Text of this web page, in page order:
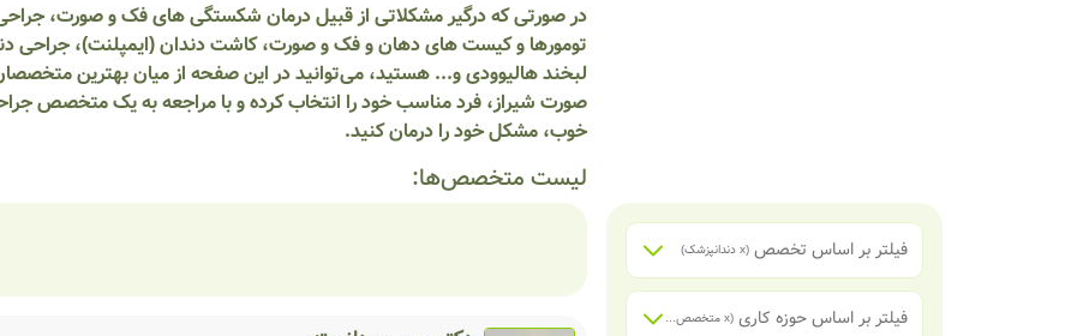
در صورتی که درگیر مشکلاتی از قبیل درمان شکستگی های فک و صورت،
تومورها و کیست های دهان و فک و صورت، کاشت دندان (ایمپلنت)، جراحی
لبخند هالیوودی و... هستید، می‌توانید در این صفحه از میان بهترین
صورت شیراز، فرد مناسب خود را انتخاب کرده و با مراجعه به یک متخصص
خوب، مشکل خود را درمان کنید.
لیست متخصص‌ها:
فیلتر بر اساس تخصص (x دندانپزشک)
فیلتر بر اساس حوزه کاری (x متخصص جراحی دهان، فک و صورت